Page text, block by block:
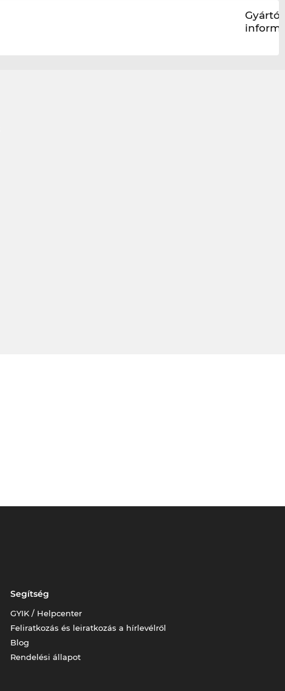
Gyártói
Segítség
GYIK / Helpcenter
Feliratkozás és leiratkozás a hírlevélről
Blog
Rendelési állapot